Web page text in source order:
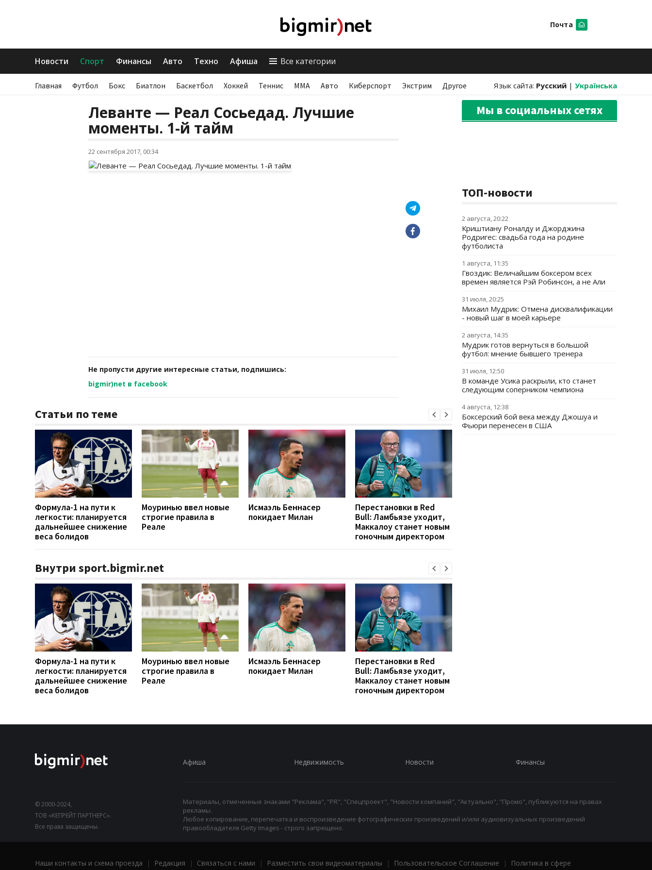
Почта
Новости Спорт Финансы Авто Техно Афиша Все категории
Главная Футбол Бокс Биатлон Баскетбол Хоккей Теннис ММА Авто Киберспорт Экстрим Другое Язык сайта: Русский | Українська
Леванте — Реал Сосьедад. Лучшие
моменты. 1-й тайм
22 сентября 2017, 00:34
Не пропусти другие интересные статьи, подпишись:
bigmir)net в facebook
Статьи по теме
Формула-1 на пути к
легкости: планируется
дальнейшее снижение
веса болидов
Моуринью ввел новые
строгие правила в
Реале
Исмаэль Беннасер
покидает Милан
Перестановки в Red
Bull: Ламбьязе уходит,
Маккалоу станет новым
гоночным директором
Внутри sport.bigmir.net
Формула-1 на пути к
легкости: планируется
дальнейшее снижение
веса болидов
Моуринью ввел новые
строгие правила в
Реале
Исмаэль Беннасер
покидает Милан
Перестановки в Red
Bull: Ламбьязе уходит,
Маккалоу станет новым
гоночным директором
Мы в социальных сетях
ТОП-новости
2 августа, 20:22
Криштиану Роналду и Джорджина
Родригес: свадьба года на родине
футболиста
1 августа, 11:35
Гвоздик: Величайшим боксером всех
времен является Рэй Робинсон, а не Али
31 июля, 20:25
Михаил Мудрик: Отмена дисквалификации
- новый шаг в моей карьере
2 августа, 14:35
Мудрик готов вернуться в большой
футбол: мнение бывшего тренера
31 июля, 12:50
В команде Усика раскрыли, кто станет
следующим соперником чемпиона
4 августа, 12:38
Боксерский бой века между Джошуа и
Фьюри перенесен в США
© 2000-2024,
ТОВ «КЕПРЕЙТ ПАРТНЕРС».
Все права защищены.
Афиша Недвижимость Новости Финансы
Материалы, отмеченные знаками "Реклама", "PR", "Спецпроект", "Новости компаний", "Актуально", "Промо", публикуются на правах
рекламы.
Любое копирование, перепечатка и воспроизведение фотографических произведений и/или аудиовизуальных произведений
правообладателя Getty Images - строго запрещено.
Наши контакты и схема проезда | Редакция | Связаться с нами | Разместить свои видеоматериалы | Пользовательское Соглашение |
Политика в сфере